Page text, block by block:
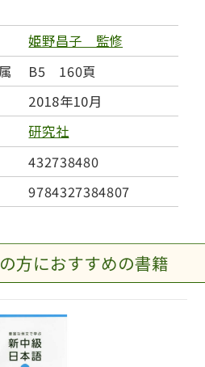
姫野昌子 監修
B5 160頁
2018年10月
研究社
432738480
9784327384807
方におすすめの書籍